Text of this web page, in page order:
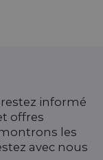
informé
offres
les
avec nous